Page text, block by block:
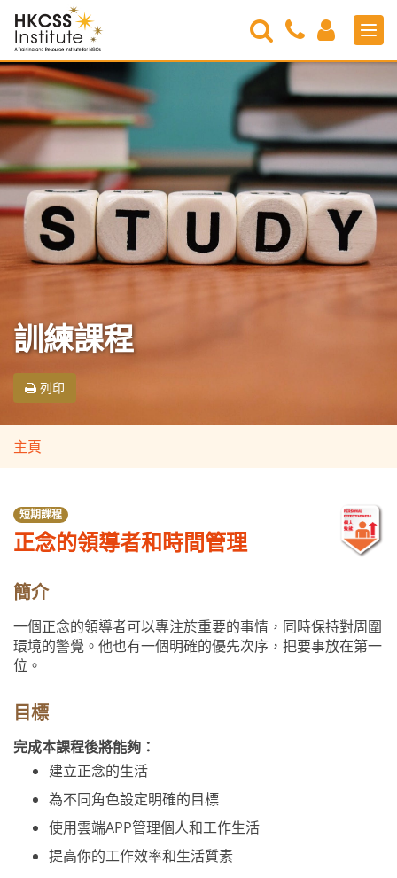
HKCSS
Institute
Search
Contact
Us
Login
訓練課程
列印
主頁
短期課程
正念的領導者和時間管理
簡介
一個正念的領導者可以專注於重要的事情，同時保持對周圍
環境的警覺。他也有一個明確的優先次序，把要事放在第一
位。
目標
完成本課程後將能夠：
建立正念的生活
為不同角色設定明確的目標
使用雲端APP管理個人和工作生活
提高你的工作效率和生活質素